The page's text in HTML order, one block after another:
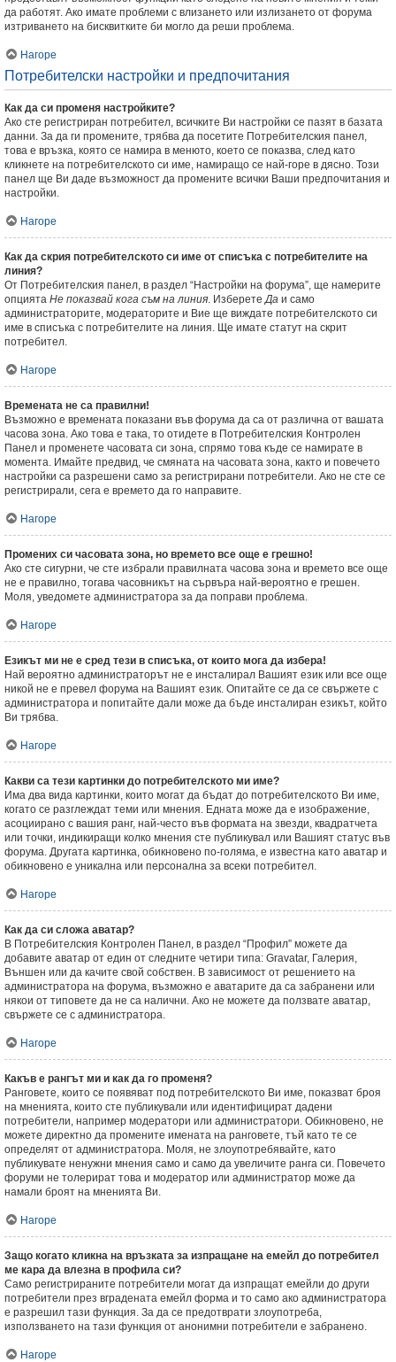
да работят. Ако имате проблеми с влизането или излизането от форума
изтриването на бисквитките би могло да реши проблема.
Нагоре
Потребителски настройки и предпочитания
Как да си променя настройките?
Ако сте регистриран потребител, всичките Ви настройки се пазят в базата
данни. За да ги промените, трябва да посетите Потребителския панел,
това е връзка, която се намира в менюто, което се показва, след като
кликнете на потребителското си име, намиращо се най-горе в дясно. Този
панел ще Ви даде възможност да промените всички Ваши предпочитания и
настройки.
Нагоре
Как да скрия потребителското си име от списъка с потребителите на
линия?
От Потребителския панел, в раздел “Настройки на форума”, ще намерите
опцията Не показвай кога съм на линия. ИзберетеДа и само
администраторите, модераторите и Вие ще виждате потребителското си
име в списъка с потребителите на линия. Ще имате статут на скрит
потребител.
Нагоре
Времената не са правилни!
Възможно е времената показани във форума да са от различна от вашата
часова зона. Ако това е така, то отидете в Потребителския Контролен
Панел и променете часовата си зона, спрямо това къде се намирате в
момента. Имайте предвид, че смяната на часовата зона, както и повечето
настройки са разрешени само за регистрирани потребители. Ако не сте се
регистрирали, сега е времето да го направите.
Нагоре
Промених си часовата зона, но времето все още е грешно!
Ако сте сигурни, че сте избрали правилната часова зона и времето все още
не е правилно, тогава часовникът на сървъра най-вероятно е грешен.
Моля, уведомете администратора за да поправи проблема.
Нагоре
Езикът ми не е сред тези в списъка, от които мога да избера!
Най вероятно администраторът не е инсталирал Вашият език или все още
никой не е превел форума на Вашият език. Опитайте се да се свържете с
администратора и попитайте дали може да бъде инсталиран езикът, който
Ви трябва.
Нагоре
Какви са тези картинки до потребителското ми име?
Има два вида картинки, които могат да бъдат до потребителското Ви име,
когато се разглеждат теми или мнения. Едната може да е изображение,
асоциирано с вашия ранг, най-често във формата на звезди, квадратчета
или точки, индикиращи колко мнения сте публикувал или Вашият статус във
форума. Другата картинка, обикновено по-голяма, е известна като аватар и
обикновено е уникална или персонална за всеки потребител.
Нагоре
Как да си сложа аватар?
В Потребителския Контролен Панел, в раздел “Профил” можете да
добавите аватар от един от следните четири типа: Gravatar, Галерия,
Външен или да качите свой собствен. В зависимост от решението на
администратора на форума, възможно е аватарите да са забранени или
някои от типовете да не са налични. Ако не можете да ползвате аватар,
свържете се с администратора.
Нагоре
Какъв е рангът ми и как да го променя?
Ранговете, които се появяват под потребителското Ви име, показват броя
на мненията, които сте публикували или идентифицират дадени
потребители, например модератори или администратори. Обикновено, не
можете директно да промените имената на ранговете, тъй като те се
определят от администратора. Моля, не злоупотребявайте, като
публикувате ненужни мнения само и само да увеличите ранга си. Повечето
форуми не толерират това и модератор или администратор може да
намали броят на мненията Ви.
Нагоре
Защо когато кликна на връзката за изпращане на емейл до потребител
ме кара да влезна в профила си?
Само регистрираните потребители могат да изпращат емейли до други
потребители през вградената емейл форма и то само ако администратора
е разрешил тази функция. За да се предотврати злоупотреба,
използването на тази функция от анонимни потребители е забранено.
Нагоре